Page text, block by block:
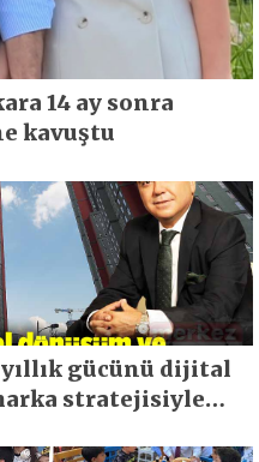
14 ay sonra
kavuştu
gücünü dijital
stratejisiyle